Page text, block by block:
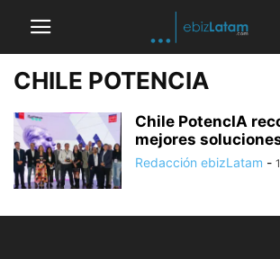
CHILE POTENCIA
Chile PotencIA
mejores
Redacción ebizLatam -